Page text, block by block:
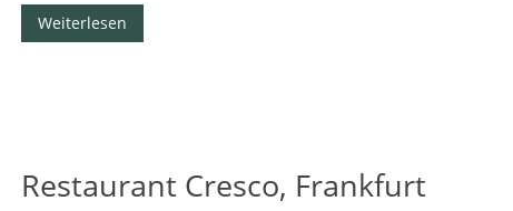
Weiterlesen
Restaurant Cresco, Frankfurt